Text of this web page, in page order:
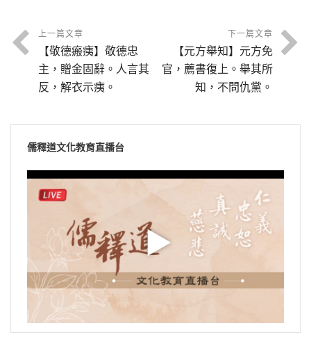
上一篇文章
【敬德瘢痍】敬德忠
主，贈金固辭。人言其
反，解衣示痍。
下一篇文章
【元方舉知】元方免
官，薦書復上。舉其所
知，不問仇黨。
儒釋道文化教育直播台